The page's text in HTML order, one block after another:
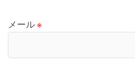
メール※